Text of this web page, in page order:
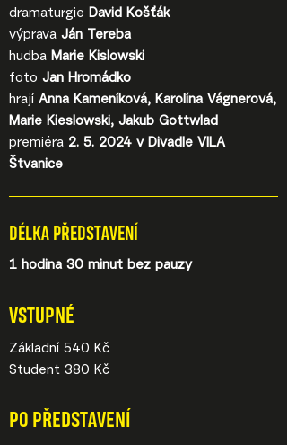
dramaturgie David Košťák
výprava Ján Tereba
hudba Marie Kislowski
foto Jan Hromádko
hrají Anna Kameníková, Karolína Vágnerová,
Marie Kieslowski, Jakub Gottwlad
premiéra 2. 5. 2024 v Divadle VILA
Štvanice
DÉLKA PŘEDSTAVENÍ
1 hodina 30 minut bez pauzy
VSTUPNÉ
Základní 540 Kč
Student 380 Kč
PO PŘEDSTAVENÍ